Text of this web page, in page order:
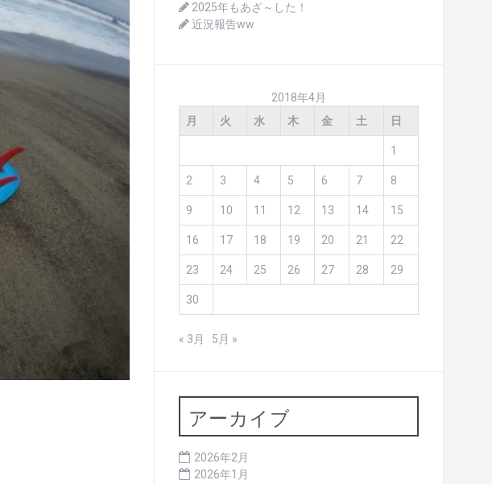
2025年もあざ～した！
近況報告ww
2018年4月
月
火 水 木 金 土 日
1
2 3 4 5 6 7 8
9 10 11 12 13 14 15
16 17 18 19 20 21 22
23 24 25 26 27 28 29
30
« 3月 5月 »
アーカイブ
2026年2月
2026年1月